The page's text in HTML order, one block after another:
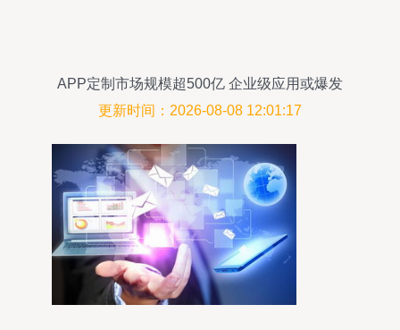
APP定制市场规模超500亿 企业级应用或爆发
更新时间：2026-08-08 12:01:17